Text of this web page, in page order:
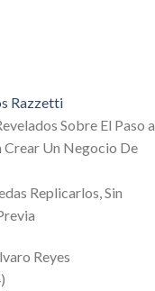
Razzetti
Sobre El Paso a
Crear Un Negocio De
Replicarlos, Sin
Reyes